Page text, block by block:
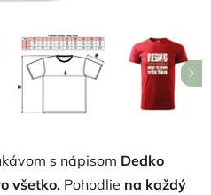
s nápisom Dedko
všetko. Pohodlie na každý